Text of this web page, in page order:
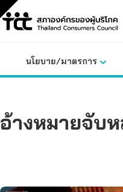
นโยบาย/มาตรการ
อ้างหมายจับห